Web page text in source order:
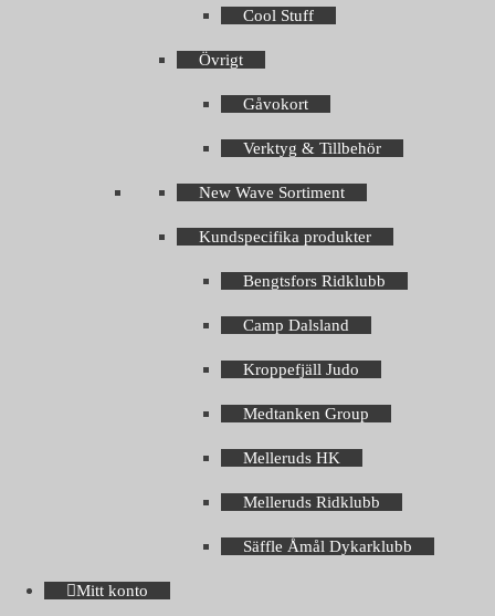
Cool Stuff
Övrigt
Gåvokort
Verktyg & Tillbehör
New Wave Sortiment
Kundspecifika produkter
Bengtsfors Ridklubb
Camp Dalsland
Kroppefjäll Judo
Medtanken Group
Melleruds HK
Melleruds Ridklubb
Säffle Åmål Dykarklubb
Mitt konto